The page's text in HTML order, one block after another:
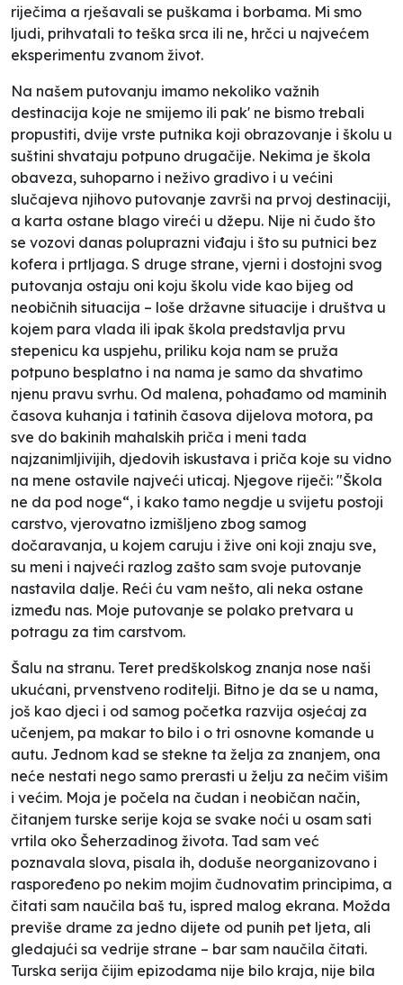
riječima a rješavali se puškama i borbama. Mi smo
ljudi, prihvatali to teška srca ili ne, hrčci u najvećem
eksperimentu zvanom život.
Na našem putovanju imamo nekoliko važnih
destinacija koje ne smijemo ili pak' ne bismo trebali
propustiti, dvije vrste putnika koji obrazovanje i školu u
suštini shvataju potpuno drugačije. Nekima je škola
obaveza, suhoparno i neživo gradivo i u većini
slučajeva njihovo putovanje završi na prvoj destinaciji,
a karta ostane blago vireći u džepu. Nije ni čudo što
se vozovi danas poluprazni viđaju i što su putnici bez
kofera i prtljaga. S druge strane, vjerni i dostojni svog
putovanja ostaju oni koju školu vide kao bijeg od
neobičnih situacija – loše državne situacije i društva u
kojem para vlada ili ipak škola predstavlja prvu
stepenicu ka uspjehu, priliku koja nam se pruža
potpuno besplatno i na nama je samo da shvatimo
njenu pravu svrhu. Od malena, pohađamo od maminih
časova kuhanja i tatinih časova dijelova motora, pa
sve do bakinih mahalskih priča i meni tada
najzanimljivijih, djedovih iskustava i priča koje su vidno
na mene ostavile najveći uticaj. Njegove riječi: "Škola
ne da pod noge“, i kako tamo negdje u svijetu postoji
carstvo, vjerovatno izmišljeno zbog samog
dočaravanja, u kojem caruju i žive oni koji znaju sve,
su meni i najveći razlog zašto sam svoje putovanje
nastavila dalje. Reći ću vam nešto, ali neka ostane
između nas. Moje putovanje se polako pretvara u
potragu za tim carstvom.
Šalu na stranu. Teret predškolskog znanja nose naši
ukućani, prvenstveno roditelji. Bitno je da se u nama,
još kao djeci i od samog početka razvija osjećaj za
učenjem, pa makar to bilo i o tri osnovne komande u
autu. Jednom kad se stekne ta želja za znanjem, ona
neće nestati nego samo prerasti u želju za nečim višim
i većim. Moja je počela na čudan i neobičan način,
čitanjem turske serije koja se svake noći u osam sati
vrtila oko Šeherzadinog života. Tad sam već
poznavala slova, pisala ih, doduše neorganizovano i
raspoređeno po nekim mojim čudnovatim principima, a
čitati sam naučila baš tu, ispred malog ekrana. Možda
previše drame za jedno dijete od punih pet ljeta, ali
gledajući sa vedrije strane – bar sam naučila čitati.
Turska serija čijim epizodama nije bilo kraja, nije bila